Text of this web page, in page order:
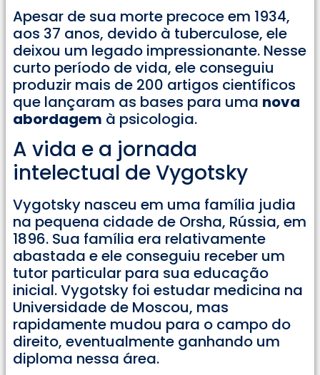
Apesar de sua morte precoce em 1934,
aos 37 anos, devido à tuberculose, ele
deixou um legado impressionante. Nesse
curto período de vida, ele conseguiu
produzir mais de 200 artigos científicos
que lançaram as bases para uma nova
abordagem à psicologia.
A vida e a jornada
intelectual de Vygotsky
Vygotsky nasceu em uma família judia
na pequena cidade de Orsha, Rússia, em
1896. Sua família era relativamente
abastada e ele conseguiu receber um
tutor particular para sua educação
inicial. Vygotsky foi estudar medicina na
Universidade de Moscou, mas
rapidamente mudou para o campo do
direito, eventualmente ganhando um
diploma nessa área.